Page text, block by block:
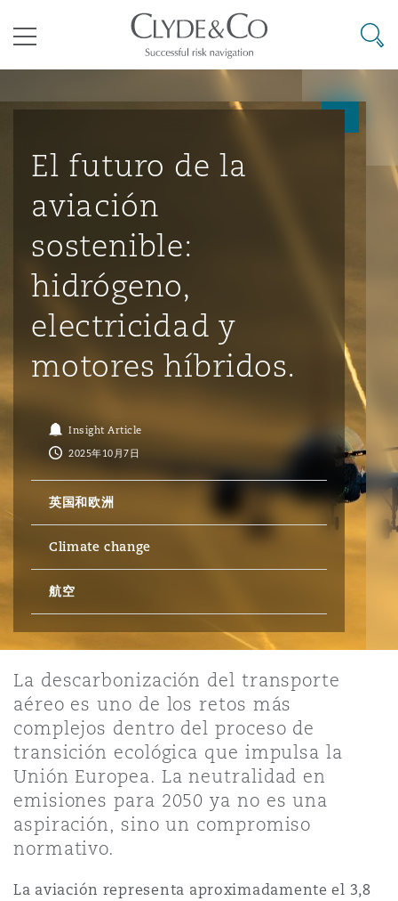
Business Jets
Commerical Dispute
Debt Recovery
Emergency Response & Crisis
Management
Finance & Leasing
Fleet Procurement
Insurance Coverage
MRO (Maintenance, Repair &
Non-Contentious
商业
企业、商业与合规保险
数据保护与隐私权
劳动、养老金和移民n
议解决
Commercial Arbitration
Commercial Litigation
源、海洋与贸易
Energy & Natural Resources
Trade & Commodities
险和再保险
Bermuda Form
Corporate, Commercial &
Insurance
Employers' & Public Liability
Employment Practices
Energy
Financial Institutions,
Officers
Healthcare
目和建筑工程
Construction Disputes
基础设施
PPP/PFI
Public Procurement
房地产
管法规与调查
Anti-Bribery & Corruption
External Investigations
Financial Services
Fraud & White-Collar Crime
Internal Investigations
候变化
& Co Newton - 解锁智能索赔新模式
议融资
Eco Audit
累斯萨拉姆
翰内斯堡
罗比 – 联营办公室
里斯班
隆坡 – 联营办公室
斯
海
加坡
拉加斯
约热内卢
地亚哥 – 联营办公室
布扎比
雅得
特兰大
尔加里
加哥
佛
萨斯城
杉矶
阿密
特利尔
伯丁
明翰
里斯托尔
柏林（圣史蒂芬绿地大厦）
塞尔多夫
拉斯哥（G1大厦）
尔福德
堡
目录
其礼律所事务所
搜寻
El futuro de la
aviación
sostenible:
hidrógeno,
electricidad y
motores híbridos.
Insight Article
2025年10月7日
英国和欧洲
Climate change
航空
La descarbonización del transporte
aéreo es uno de los retos más
complejos dentro del proceso de
transición ecológica que impulsa la
Unión Europea. La neutralidad en
emisiones para 2050 ya no es una
aspiración, sino un compromiso
normativo.
La aviación representa aproximadamente el 3,8